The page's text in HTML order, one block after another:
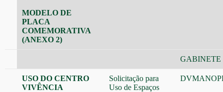
MODELO DE
PLACA
COMEMORATIVA
(ANEXO 2)
GABINETE
USO DO CENTRO
VIVÊNCIA
Solicitação para
Uso de Espaços